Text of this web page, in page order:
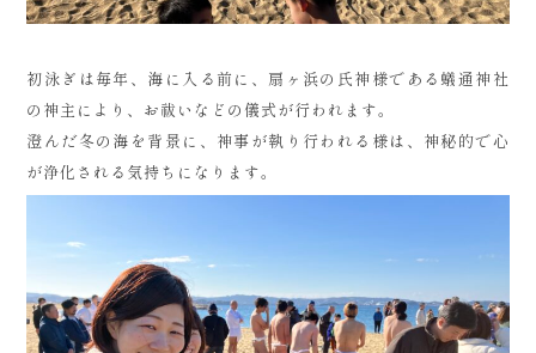
初泳ぎは毎年、海に入る前に、扇ヶ浜の氏神様である蟻通神社
の神主により、お祓いなどの儀式が行われます。
澄んだ冬の海を背景に、神事が執り行われる様は、神秘的で心
が浄化される気持ちになります。